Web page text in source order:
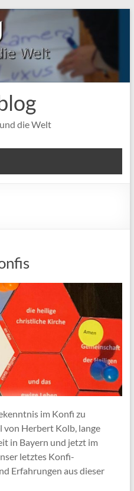
die Welt
im Konfi zu
von Herbert Kolb, lange
in Bayern und jetzt im
letztes Konfi-
Erfahrungen aus dieser